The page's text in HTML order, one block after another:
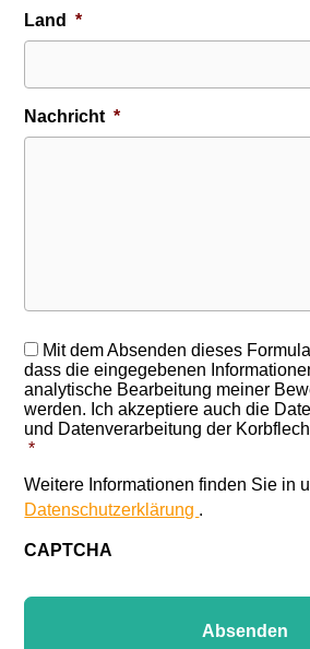
Land *
Nachricht *
RGPD
Mit dem Absenden dieses
dass die eingegebenen
analytische Bearbeitung meiner
werden. Ich akzeptiere auch die
und Datenverarbeitung der
*
Weitere Informationen finden Sie in
Datenschutzerklärung .
CAPTCHA